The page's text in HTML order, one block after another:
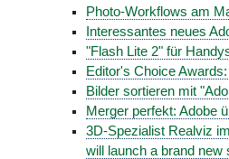
Photo-Workflows am
Interessantes neues
"Flash Lite 2" für
Editor's Choice
Bilder sortieren mit
Merger perfekt: Adobe
3D-Spezialist Realviz
will launch a brand new